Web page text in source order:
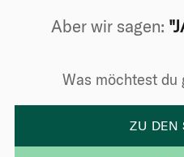
Aber wir sagen:
Was möchtest du
ZU DEN